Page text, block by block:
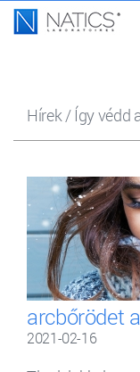
Hírek/ Így védd
arcbőrödet
2021-02-16